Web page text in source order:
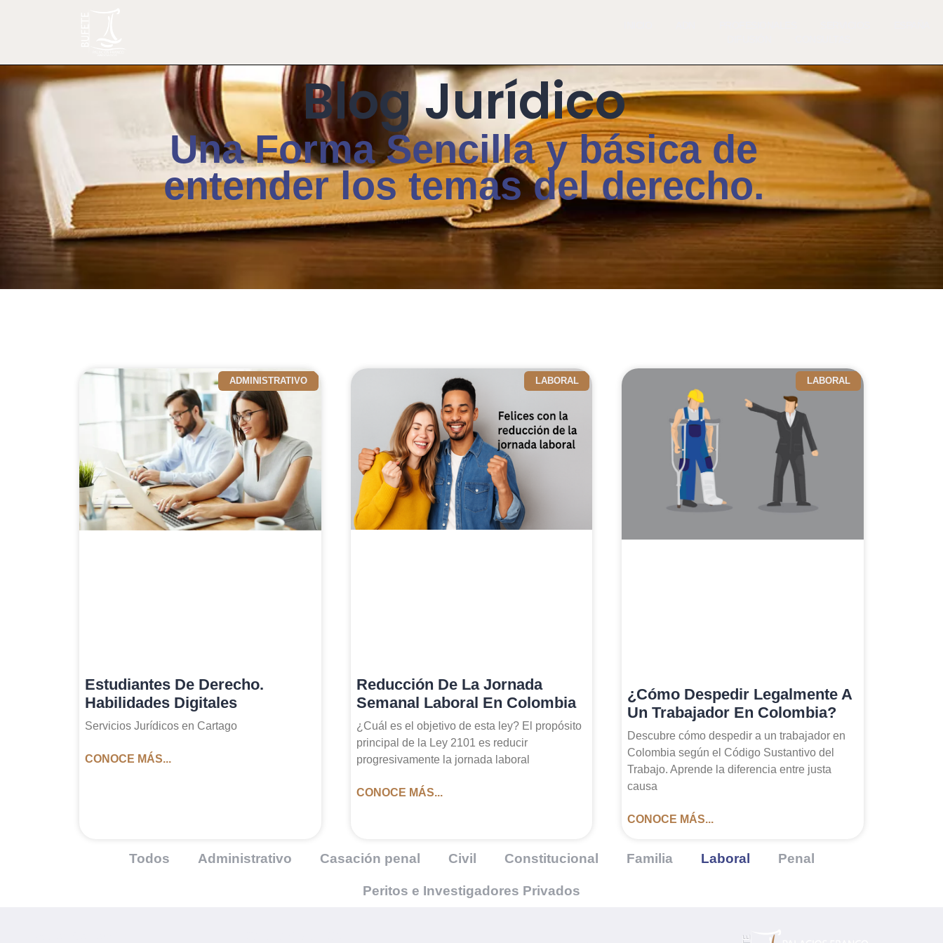
Blog Jurídico
Una Forma Sencilla y básica de
entender los temas del derecho.
ADMINISTRATIVO
Estudiantes De Derecho.
Habilidades Digitales
Servicios Jurídicos en Cartago
CONOCE MÁS...
LABORAL
Reducción De La Jornada
Semanal Laboral En Colombia
¿Cuál es el objetivo de esta ley? El propósito
principal de la Ley 2101 es reducir
progresivamente la jornada laboral
CONOCE MÁS...
LABORAL
¿Cómo Despedir Legalmente A
Un Trabajador En Colombia?
Descubre cómo despedir a un trabajador en
Colombia según el Código Sustantivo del
Trabajo. Aprende la diferencia entre justa
causa
CONOCE MÁS...
Todos Administrativo Casación penal Civil Constitucional Familia Laboral Penal
Peritos e Investigadores Privados